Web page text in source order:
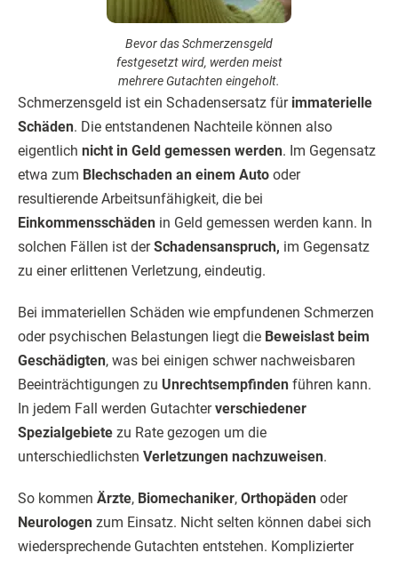
Bevor das Schmerzensgeld
festgesetzt wird, werden meist
mehrere Gutachten eingeholt.
Schmerzensgeld ist ein Schadensersatz für immaterielle
Schäden. Die entstandenen Nachteile können also
eigentlich nicht in Geld gemessen werden. Im Gegensatz
etwa zum Blechschaden an einem Auto oder
resultierende Arbeitsunfähigkeit, die bei
Einkommensschäden in Geld gemessen werden kann. In
solchen Fällen ist derSchadensanspruch, im Gegensatz
zu einer erlittenen Verletzung, eindeutig.
Bei immateriellen Schäden wie empfundenen Schmerzen
oder psychischen Belastungen liegt die Beweislast beim
Geschädigten, was bei einigen schwer nachweisbaren
Beeinträchtigungen zu Unrechtsempfinden führen kann.
In jedem Fall werden Gutachterverschiedener
Spezialgebiete zu Rate gezogen um die
unterschiedlichsten Verletzungen nachzuweisen.
So kommen Ärzte, Biomechaniker, Orthopäden oder
Neurologen zum Einsatz. Nicht selten können dabei sich
wiedersprechende Gutachten entstehen. Komplizierter